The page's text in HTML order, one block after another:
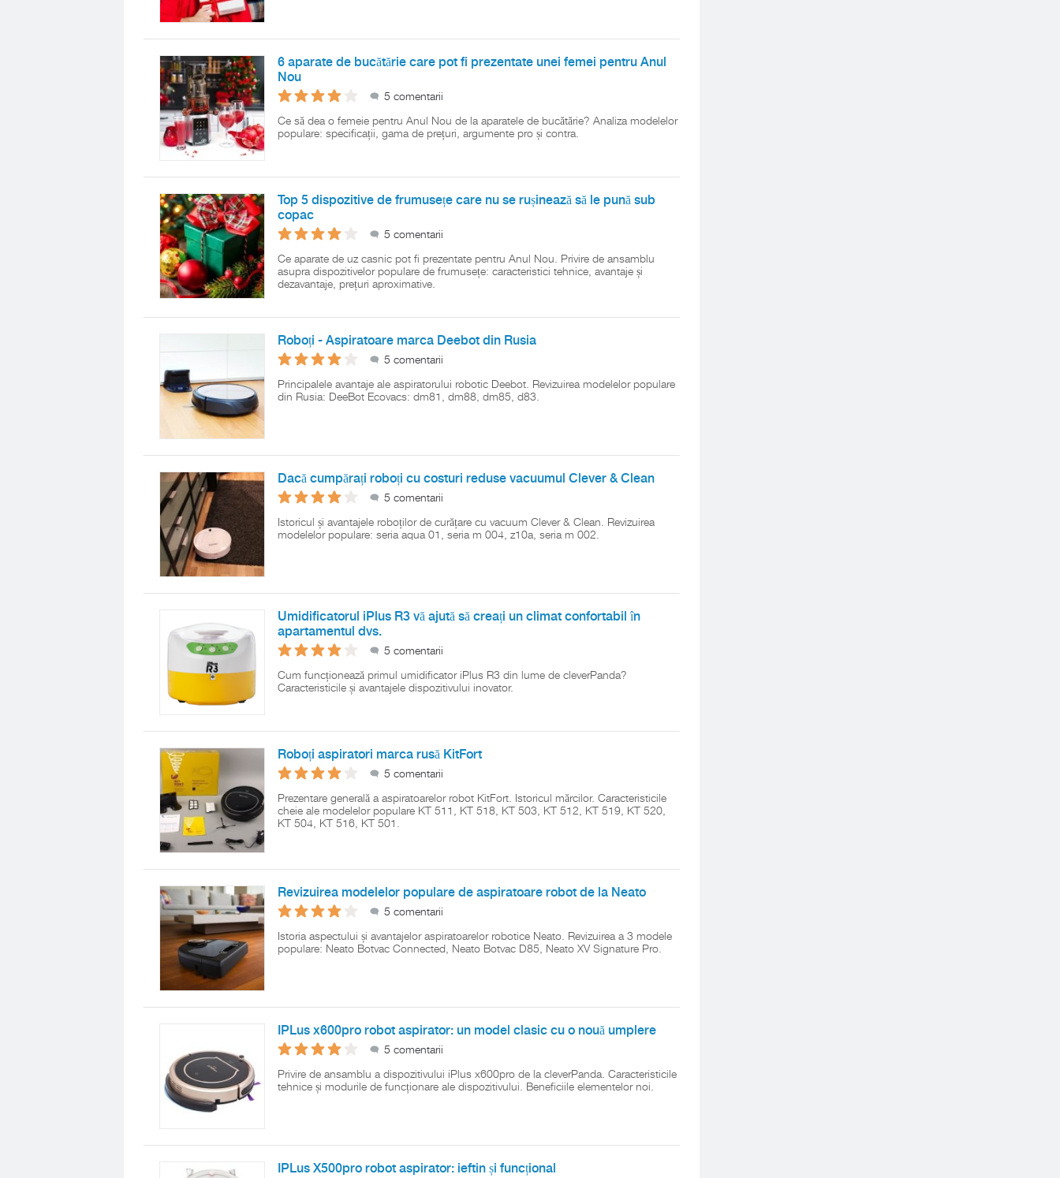
6 aparate de bucătărie care pot fi prezentate unei femei pentru Anul
Nou
5 comentarii
Ce să dea o femeie pentru Anul Nou de la aparatele de bucătărie? Analiza modelelor
populare: specificații, gama de prețuri, argumente pro și contra.
Top 5 dispozitive de frumusețe care nu se rușinează să le pună sub
copac
5 comentarii
Ce aparate de uz casnic pot fi prezentate pentru Anul Nou. Privire de ansamblu
asupra dispozitivelor populare de frumusețe: caracteristici tehnice, avantaje și
dezavantaje, prețuri aproximative.
Roboți - Aspiratoare marca Deebot din Rusia
5 comentarii
Principalele avantaje ale aspiratorului robotic Deebot. Revizuirea modelelor populare
din Rusia: DeeBot Ecovacs: dm81, dm88, dm85, d83.
Dacă cumpărați roboți cu costuri reduse vacuumul Clever & Clean
5 comentarii
Istoricul și avantajele roboților de curățare cu vacuum Clever & Clean. Revizuirea
modelelor populare: seria aqua 01, seria m 004, z10a, seria m 002.
Umidificatorul iPlus R3 vă ajută să creați un climat confortabil în
apartamentul dvs.
5 comentarii
Cum funcționează primul umidificator iPlus R3 din lume de cleverPanda?
Caracteristicile și avantajele dispozitivului inovator.
Roboți aspiratori marca rusă KitFort
5 comentarii
Prezentare generală a aspiratoarelor robot KitFort. Istoricul mărcilor. Caracteristicile
cheie ale modelelor populare KT 511, KT 518, KT 503, KT 512, KT 519, KT 520,
KT 504, KT 516, KT 501.
Revizuirea modelelor populare de aspiratoare robot de la Neato
5 comentarii
Istoria aspectului și avantajelor aspiratoarelor robotice Neato. Revizuirea a 3 modele
populare: Neato Botvac Connected, Neato Botvac D85, Neato XV Signature Pro.
IPLus x600pro robot aspirator: un model clasic cu o nouă umplere
5 comentarii
Privire de ansamblu a dispozitivului iPlus x600pro de la cleverPanda. Caracteristicile
tehnice și modurile de funcționare ale dispozitivului. Beneficiile elementelor noi.
IPLus X500pro robot aspirator: ieftin și funcțional